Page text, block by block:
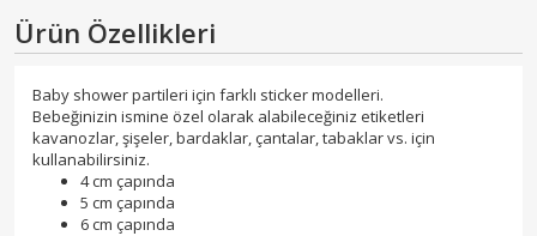
Ürün Özellikleri
Baby shower partileri için farklı sticker modelleri.
Bebeğinizin ismine özel olarak alabileceğiniz etiketleri
kavanozlar, şişeler, bardaklar, çantalar, tabaklar vs. için
kullanabilirsiniz.
4 cm çapında
5 cm çapında
6 cm çapında